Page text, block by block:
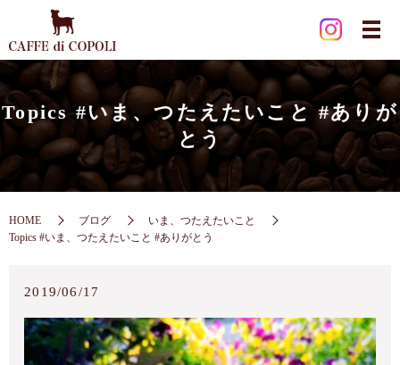
Topics #いま、つたえたいこと #ありが
とう
HOME ブログ
いま、つたえたいこと
Topics #いま、つたえたいこと #ありがとう
2019/06/17